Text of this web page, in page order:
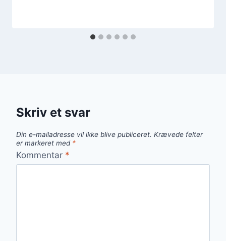
Skriv et svar
Din e-mailadresse vil ikke blive publiceret. Krævede felter
er markeret med *
Kommentar *